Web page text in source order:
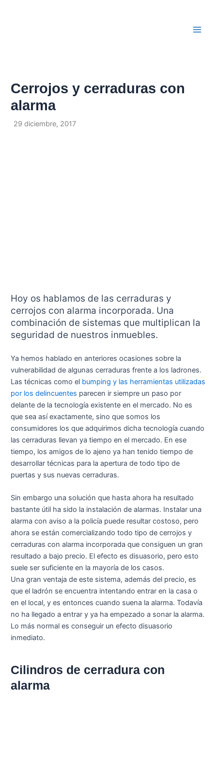
Cerrojos y cerraduras con
alarma
29 diciembre, 2017
Hoy os hablamos de las cerraduras y
cerrojos con alarma incorporada. Una
combinación de sistemas que multiplican la
seguridad de nuestros inmuebles.
Ya hemos hablado en anteriores ocasiones sobre la
vulnerabilidad de algunas cerraduras frente a los ladrones.
Las técnicas como el bumping y las herramientas utilizadas
por los delincuentes parecen ir siempre un paso por
delante de la tecnología existente en el mercado. No es
que sea así exactamente, sino que somos los
consumidores los que adquirimos dicha tecnología cuando
las cerraduras llevan ya tiempo en el mercado. En ese
tiempo, los amigos de lo ajeno ya han tenido tiempo de
desarrollar técnicas para la apertura de todo tipo de
puertas y sus nuevas cerraduras.
Sin embargo una solución que hasta ahora ha resultado
bastante útil ha sido la instalación de alarmas. Instalar una
alarma con aviso a la policía puede resultar costoso, pero
ahora se están comercializando todo tipo de cerrojos y
cerraduras con alarma incorporada que consiguen un gran
resultado a bajo precio. El efecto es disuasorio, pero esto
suele ser suficiente en la mayoría de los casos.
Una gran ventaja de este sistema, además del precio, es
que el ladrón se encuentra intentando entrar en la casa o
en el local, y es entonces cuando suena la alarma. Todavía
no ha llegado a entrar y ya ha empezado a sonar la alarma.
Lo más normal es conseguir un efecto disuasorio
inmediato.
Cilindros de cerradura con
alarma